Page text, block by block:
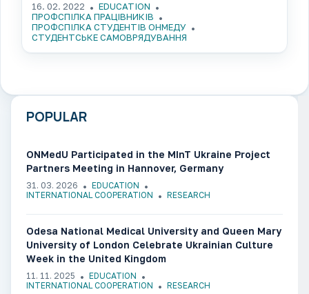
16. 02. 2022
EDUCATION
ПРОФСПІЛКА ПРАЦІВНИКІВ
ПРОФСПІЛКА СТУДЕНТІВ ОНМЕДУ
СТУДЕНТСЬКЕ САМОВРЯДУВАННЯ
POPULAR
ONMedU Participated in the MInT Ukraine Project
Partners Meeting in Hannover, Germany
31. 03. 2026
EDUCATION
INTERNATIONAL COOPERATION
RESEARCH
Odesa National Medical University and Queen Mary
University of London Celebrate Ukrainian Culture
Week in the United Kingdom
11. 11. 2025
EDUCATION
INTERNATIONAL COOPERATION
RESEARCH